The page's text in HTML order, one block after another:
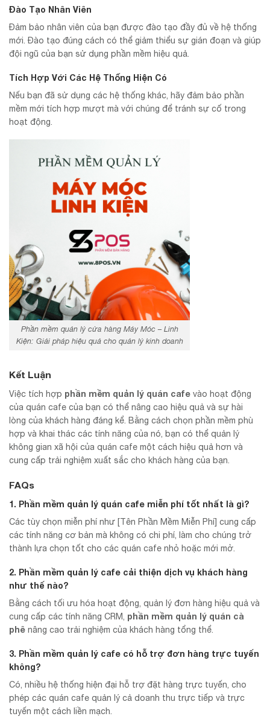
Đào Tạo Nhân Viên
Đảm bảo nhân viên của bạn được đào tạo đầy đủ về hệ thống
mới. Đào tạo đúng cách có thể giảm thiểu sự gián đoạn và giúp
đội ngũ của bạn sử dụng phần mềm hiệu quả.
Tích Hợp Với Các Hệ Thống Hiện Có
Nếu bạn đã sử dụng các hệ thống khác, hãy đảm bảo phần
mềm mới tích hợp mượt mà với chúng để tránh sự cố trong
hoạt động.
Phần mềm quản lý cửa hàng Máy Móc – Linh
Kiện: Giải pháp hiệu quả cho quản lý kinh doanh
Kết Luận
Việc tích hợp phần mềm quản lý quán cafe vào hoạt động
của quán cafe của bạn có thể nâng cao hiệu quả và sự hài
lòng của khách hàng đáng kể. Bằng cách chọn phần mềm phù
hợp và khai thác các tính năng của nó, bạn có thể quản lý
không gian xã hội của quán cafe một cách hiệu quả hơn và
cung cấp trải nghiệm xuất sắc cho khách hàng của bạn.
FAQs
1. Phần mềm quản lý quán cafe miễn phí tốt nhất là gì?
Các tùy chọn miễn phí như [Tên Phần Mềm Miễn Phí] cung cấp
các tính năng cơ bản mà không có chi phí, làm cho chúng trở
thành lựa chọn tốt cho các quán cafe nhỏ hoặc mới mở.
2. Phần mềm quản lý cafe cải thiện dịch vụ khách hàng
như thế nào?
Bằng cách tối ưu hóa hoạt động, quản lý đơn hàng hiệu quả và
cung cấp các tính năng CRM, phần mềm quản lý quán cà
phê nâng cao trải nghiệm của khách hàng tổng thể.
3. Phần mềm quản lý cafe có hỗ trợ đơn hàng trực tuyến
không?
Có, nhiều hệ thống hiện đại hỗ trợ đặt hàng trực tuyến, cho
phép các quán cafe quản lý cả doanh thu trực tiếp và trực
tuyến một cách liền mạch.